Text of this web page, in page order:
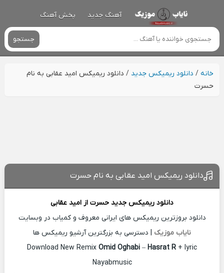
آهنگ جدید پخش آهنگ
جستجو
خانه/ دانلود ریمیکس جدید / دانلود ریمیکس امید عقابی به نام
حسرت
دانلود ریمیکس امید عقابی به نام حسرت
دانلود ریمیکس جدید حسرت از امید عقابی
دانلود بروزترین ریمیکس های ایرانی معروف و کمیاب در وبسایت
نایاب موزیک | دسترسی به بزرگترین آرشیو ریمیکس ها
Download New Remix Omid Oghabi – Hasrat R + lyric
Nayabmusic